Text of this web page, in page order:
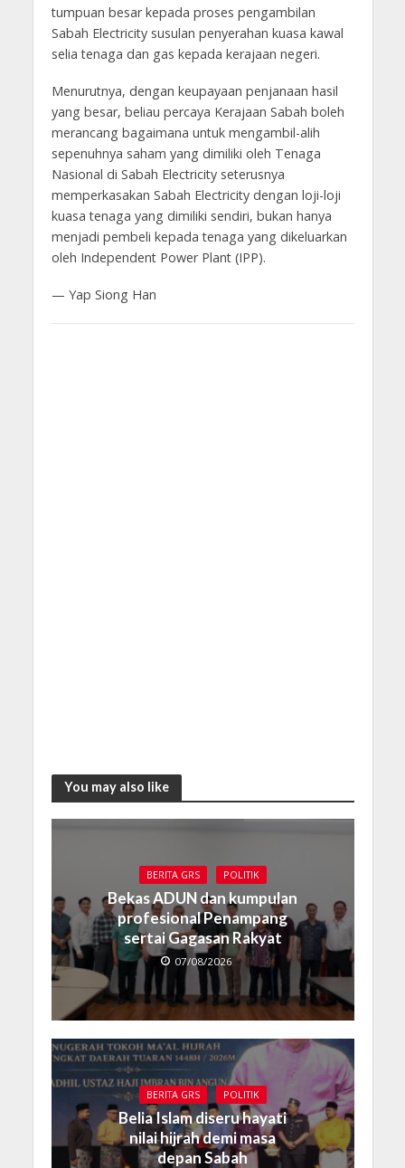
tumpuan besar kepada proses pengambilan
Sabah Electricity susulan penyerahan kuasa kawal
selia tenaga dan gas kepada kerajaan negeri.
Menurutnya, dengan keupayaan penjanaan hasil
yang besar, beliau percaya Kerajaan Sabah boleh
merancang bagaimana untuk mengambil-alih
sepenuhnya saham yang dimiliki oleh Tenaga
Nasional di Sabah Electricity seterusnya
memperkasakan Sabah Electricity dengan loji-loji
kuasa tenaga yang dimiliki sendiri, bukan hanya
menjadi pembeli kepada tenaga yang dikeluarkan
oleh Independent Power Plant (IPP).
— Yap Siong Han
You may also like
BERITA GRS POLITIK
Bekas ADUN dan kumpulan
profesional Penampang
sertai Gagasan Rakyat
07/08/2026
BERITA GRS POLITIK
Belia Islam diseru hayati
nilai hijrah demi masa
depan Sabah